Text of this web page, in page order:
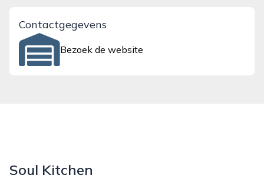
Contactgegevens
Bezoek de website
Soul Kitchen